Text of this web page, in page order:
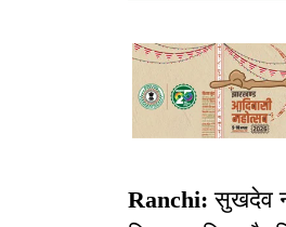
Ranchi:सुखदेव